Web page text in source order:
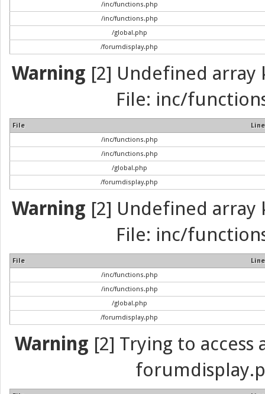
/inc/functions.php
/inc/functions.php
/global.php
/forumdisplay.php
Warning [2] Undefined array
File: inc/
File
Line
/inc/functions.php
/inc/functions.php
/global.php
/forumdisplay.php
Warning [2] Undefined array
File: inc/
File
Line
/inc/functions.php
/inc/functions.php
/global.php
/forumdisplay.php
Warning [2] Trying to